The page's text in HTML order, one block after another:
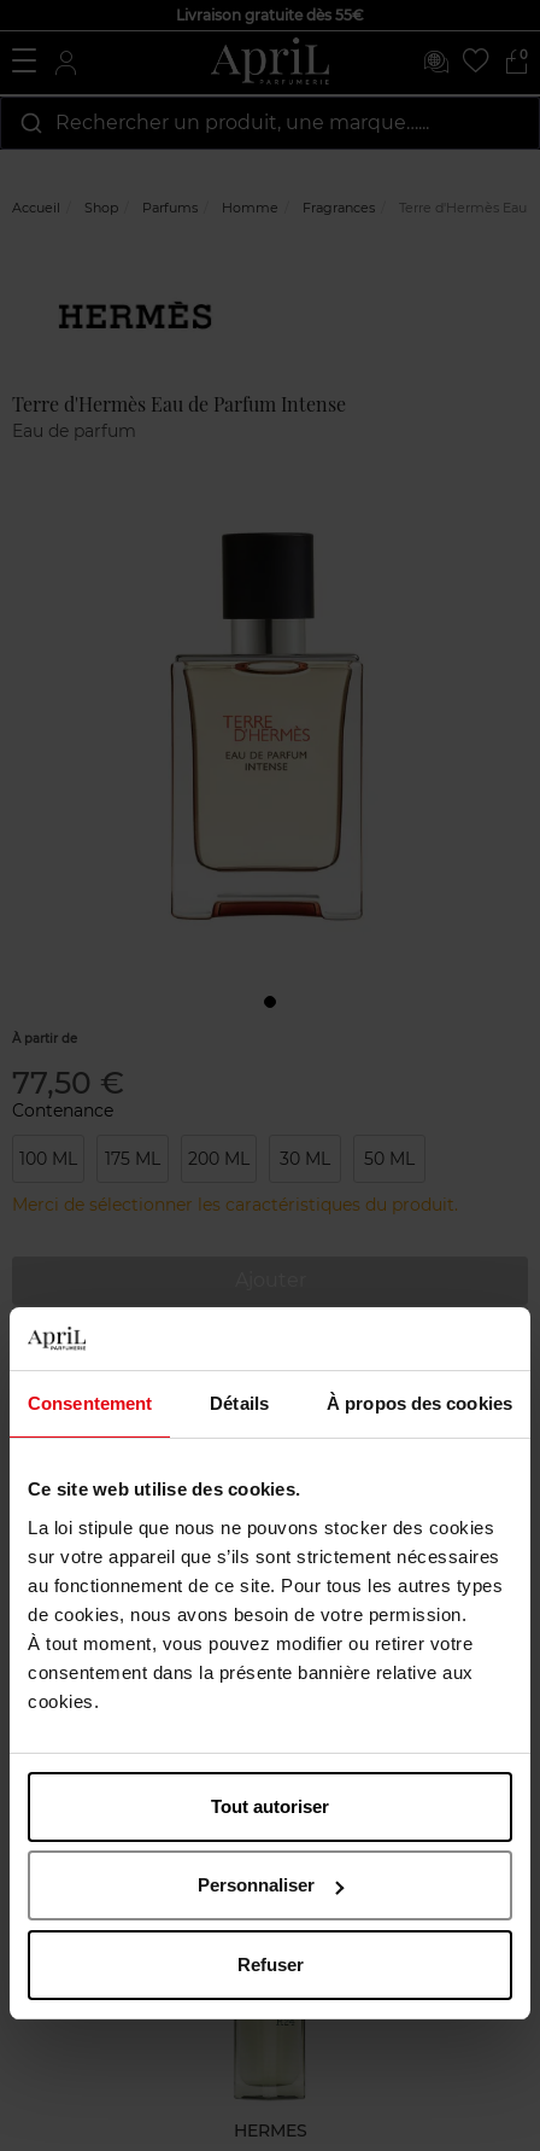
Consentement Détails À propos des cookies
Ce site web utilise des cookies.
La loi stipule que nous ne pouvons stocker des cookies
sur votre appareil que s’ils sont strictement nécessaires
au fonctionnement de ce site. Pour tous les autres types
de cookies, nous avons besoin de votre permission.
À tout moment, vous pouvez modifier ou retirer votre
consentement dans la présente bannière relative aux
cookies.
Tout autoriser
Personnaliser
Refuser
Livraison gratuite dès 55€
0
Rechercher un produit, une marque…...
Accueil Shop Parfums Homme Fragrances Terre d'Hermès Eau
Terre d'Hermès Eau de Parfum Intense
Eau de parfum
À partir de
77,50 €
Contenance
100 ML 175 ML 200 ML 30 ML 50 ML
Merci de sélectionner les caractéristiques du produit.
Livraison gratuite à partir de 55€
Retour gratuit dans votre magasin
Emballage cadeau offert
Description
Conseil d'utilisation
Vous aimerez peut-être
HERMES